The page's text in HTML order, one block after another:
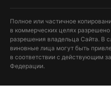
Полное или частичное
в коммерческих целях
разрешения владельца Сайта. В
виновные лица могут быть
в соответствии с действующим
Федерации.